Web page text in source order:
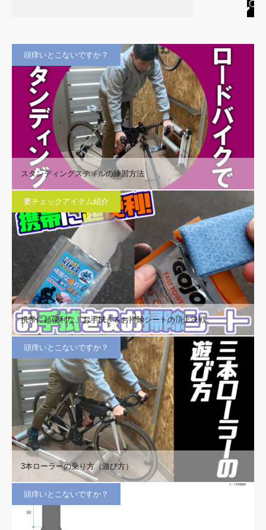
頭痒いとこないですか？
スタンディングスティルの練習方法
要チェックアイテム紹介
携帯に超便利な、お手拭き＆お掃除シートの頂上決戦。
頭痒いとこないですか？
3本ローラーの乗り方（遊び方）
頭痒いとこないですか？